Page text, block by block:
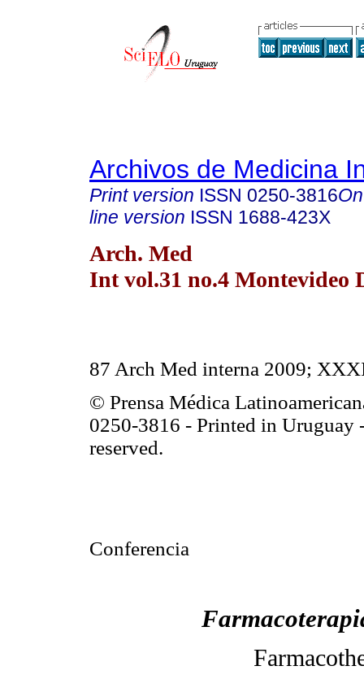
Archivos de Medicina
Print version ISSN 0250-3816
line version ISSN 1688-423X
Arch. Med
Int vol.31 no.4 Montevideo
87 Arch Med interna 2009;
© Prensa Médica
0250-3816 - Printed in Uruguay
reserved.
Conferencia